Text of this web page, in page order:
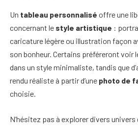
Un tableau personnalisé offre une
concernant le style artistique :
caricature légère ou illustration façon
son bonheur. Certains préféreront voir
dans un style minimaliste, tandis que
rendu réaliste à partir d’une photo de
choisie.
N’hésitez pas à explorer divers